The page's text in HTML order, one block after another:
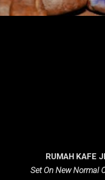
n
g
RUMAH KAFE
Set On New Normal